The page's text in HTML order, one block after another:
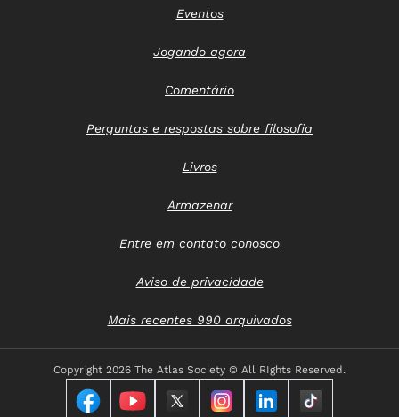
Eventos
Jogando agora
Comentário
Perguntas e respostas sobre filosofia
Livros
Armazenar
Entre em contato conosco
Aviso de privacidade
Mais recentes 990 arquivados
Copyright 2026 The Atlas Society © All RIghts Reserved.